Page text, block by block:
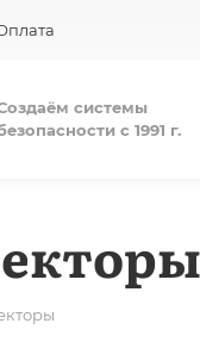
системы
с 1991 г.